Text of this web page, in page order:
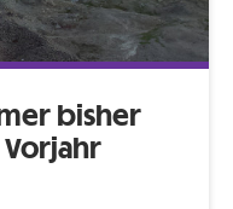
bisher